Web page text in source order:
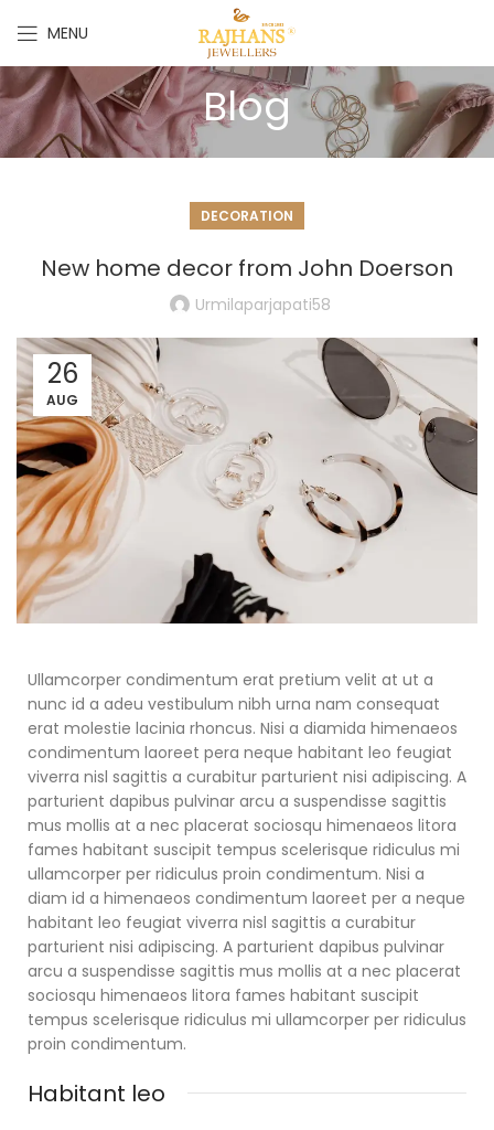
MENU
Blog
DECORATION
New home decor from John Doerson
Urmilaparjapati58
26
AUG
Ullamcorper condimentum erat pretium velit at ut a
nunc id a adeu vestibulum nibh urna nam consequat
erat molestie lacinia rhoncus. Nisi a diamida himenaeos
condimentum laoreet pera neque habitant leo feugiat
viverra nisl sagittis a curabitur parturient nisi adipiscing. A
parturient dapibus pulvinar arcu a suspendisse sagittis
mus mollis at a nec placerat sociosqu himenaeos litora
fames habitant suscipit tempus scelerisque ridiculus mi
ullamcorper per ridiculus proin condimentum. Nisi a
diam id a himenaeos condimentum laoreet per a neque
habitant leo feugiat viverra nisl sagittis a curabitur
parturient nisi adipiscing. A parturient dapibus pulvinar
arcu a suspendisse sagittis mus mollis at a nec placerat
sociosqu himenaeos litora fames habitant suscipit
tempus scelerisque ridiculus mi ullamcorper per ridiculus
proin condimentum.
Habitant leo